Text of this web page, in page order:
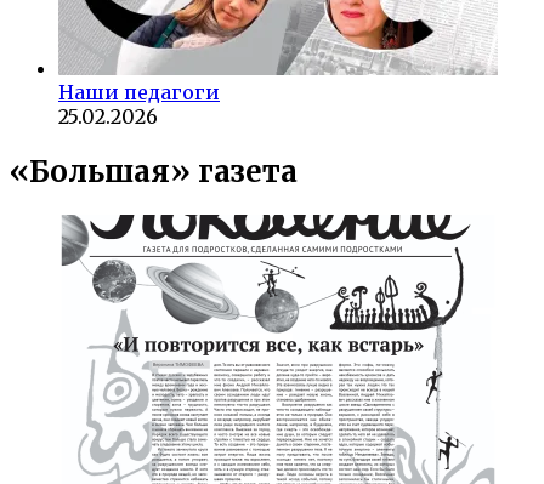
Наши педагоги
25.02.2026
«Большая» газета